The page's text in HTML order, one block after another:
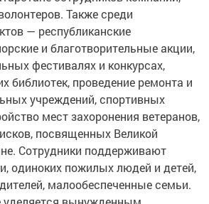
Также среди
— республиканские
и благотворительные акции,
фестивалях и конкурсах,
библиотек, проведение ремонта и
учреждений, спортивных
мест захоронения ветеранов,
посвященных Великой
Сотрудники поддерживают
одиноких пожилых людей и детей,
малообеспеченные семьи.
вынужденным